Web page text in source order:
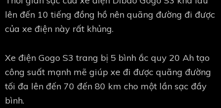
lên đến 10 tiếng đồng hồ nên quãng đường đi được
của xe điện này rất khủng.
Xe điện Gogo S3 trang bị 5 bình ắc quy 20 Ah tạo
công suất mạnh mẽ giúp xe đi được quãng đường
tối đa lên đến 70 đến 80 km cho một lần sạc đầy
bình.